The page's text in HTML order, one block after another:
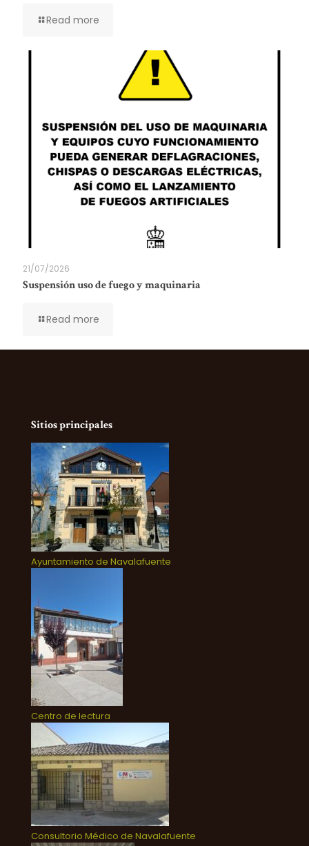
Read more
21/07/2026
Suspensión uso de fuego y maquinaria
Read more
Sitios principales
Ayuntamiento de Navalafuente
Centro de lectura
Consultorio Médico de Navalafuente